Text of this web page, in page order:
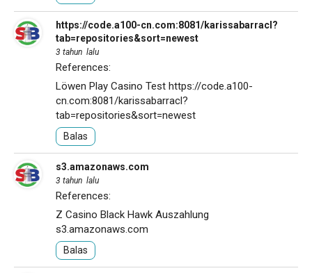
https://code.a100-cn.com:8081/karissabarracl?
tab=repositories&sort=newest
3 tahun lalu
References:
Löwen Play Casino Test https://code.a100-
cn.com:8081/karissabarracl?
tab=repositories&sort=newest
Balas
s3.amazonaws.com
3 tahun lalu
References:
Z Casino Black Hawk Auszahlung
s3.amazonaws.com
Balas